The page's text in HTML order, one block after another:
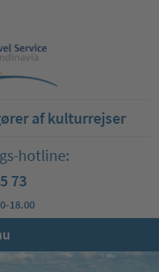
af kulturrejser
hotline:
73
18.00